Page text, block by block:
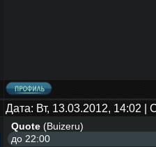
Дата: Вт, 13.03.2012, 14:02
Quote(Buizeru)
до 22:00